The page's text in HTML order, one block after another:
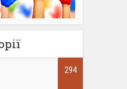
294